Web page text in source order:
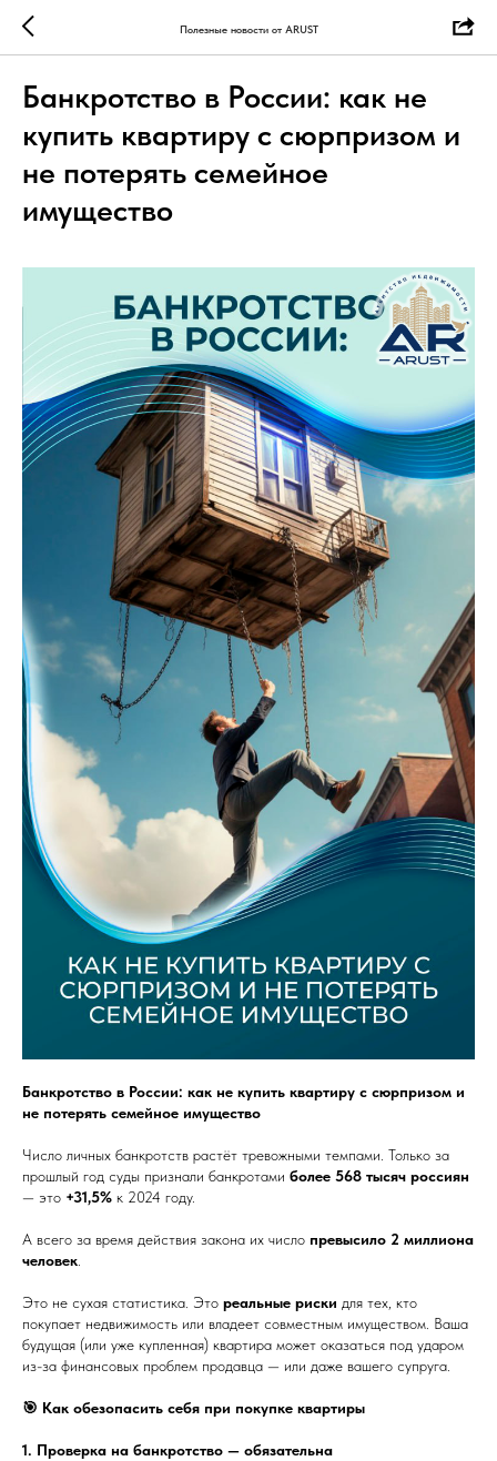
Полезные новости от ARUST
Банкротство в России: как не
купить квартиру с сюрпризом и
не потерять семейное
имущество
Банкротство в России: как не купить квартиру с сюрпризом и
не потерять семейное имущество
Число личных банкротств растёт тревожными темпами. Только за
прошлый год суды признали банкротами более 568 тысяч россиян
— это +31,5% к 2024 году.
А всего за время действия закона их число превысило 2 миллиона
человек.
Это не сухая статистика. Это реальные риски для тех, кто
покупает недвижимость или владеет совместным имуществом. Ваша
будущая (или уже купленная) квартира может оказаться под ударом
из-за финансовых проблем продавца — или даже вашего супруга.
🎯 Как обезопасить себя при покупке квартиры
1. Проверка на банкротство — обязательна